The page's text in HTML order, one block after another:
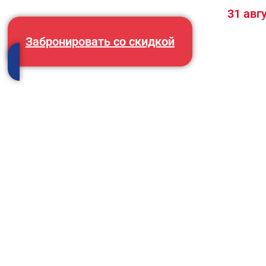
Последний шанс: предложение сгорает 31
Забронировать со скидкой